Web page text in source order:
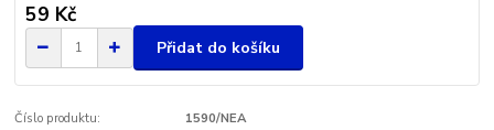
59 Kč
Přidat do košíku
Číslo produktu: 1590/NEA